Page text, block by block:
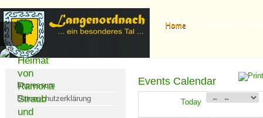
Home
...
die
Heimat
von
Ramona
Straub
und
Impressum
Datenschutzerklärung
Events Calendar
Today